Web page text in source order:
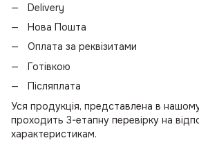
Delivery
Нова Пошта
Оплата за реквізитами
Готівкою
Післяплата
Уся продукція, представлена в нашому
проходить 3-етапну перевірку на
характеристикам.